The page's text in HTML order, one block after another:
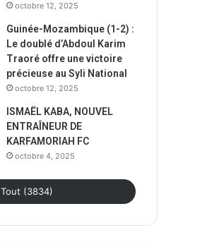
octobre 12, 2025
Guinée-Mozambique (1-2) :
Le doublé d’Abdoul Karim
Traoré offre une victoire
précieuse au Syli National
octobre 12, 2025
ISMAËL KABA, NOUVEL
ENTRAÎNEUR DE
KARFAMORIAH FC
octobre 4, 2025
Tout (3834)